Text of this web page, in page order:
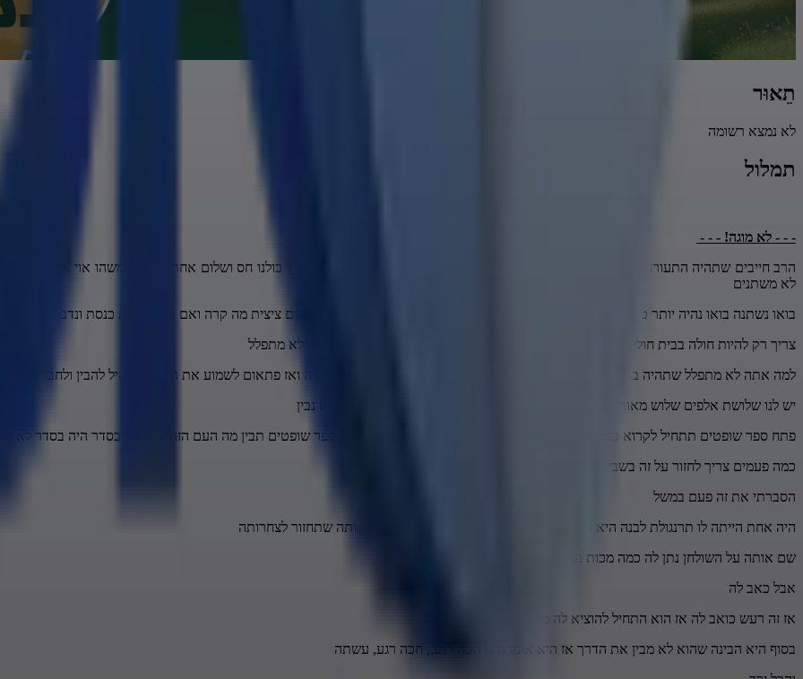
תֵאוּר
לא נמצא רשומה
תמלול
- - - לא מוגה! - - -
הרב חייבים שתהיה התעוררות של כל הציבור אם לא תהיה התעוררות של הציבור במקום שנגיד כולנו חס ושלום אחרי שקורה משהו אוי אוי די נמאס
לא משתנים
בואו נשתנה בואו נהיה יותר טובים לא נפסיד מזה הרי מה יכול להיות נניח תפילין אז מה קרה נשים ציצית מה קרה ואם ניכנס לבית כנסת ונדבר עם
צריך רק להיות חולה בבית חולים בשביל לבקש מהקדוש ברוך הוא רחמים למה כשאתה בריא לא מתפלל
למה אתה לא מתפלל שתהיה בריא תמיד למה צריך להיות חולה או חלילה אסון או איזה מקרה ואז פתאום לשמוע את הכל ולהתחיל להבין ולחבר
יש לנו שלושת אלפים שלוש מאות שנה להתבונן מספיק מה עברנו כבר צריך להגיד די נמאס נבין
פתח ספר שופטים תתחיל לקרוא בערב היום לך הביתה קח ספר שופטים תלמד רק את ספר שופטים תבין מה העם הזה עבר היו בסדר היה בסדר לא
כמה פעמים צריך לחזור על זה בשביל שיבינו
הסברתי את זה פעם במשל
היה אחת הייתה לו תרנגולת לבנה היא התלכלכה התאבקה בעפר הוא רצה לנקות אותה שתחזור לצחרותה
שם אותה על השולחן נתן לה כמה מכות נער מעליה
אבל כאב לה
אז זה רעש כואב לה אז הוא התחיל להוציא לה מבין הנוצות וזה צבט לה
בסוף היא הבינה שהוא לא מבין את הדרך אז היא אומרה לו חכה רגע,, חכה רגע, עשתה